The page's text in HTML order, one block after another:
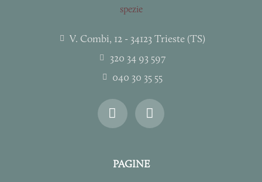
V. Combi, 12 - 34123 Trieste (TS)
320 34 93 597
040 30 35 55
I
n
s
a
g
F
a
c
b
o
PAGINE